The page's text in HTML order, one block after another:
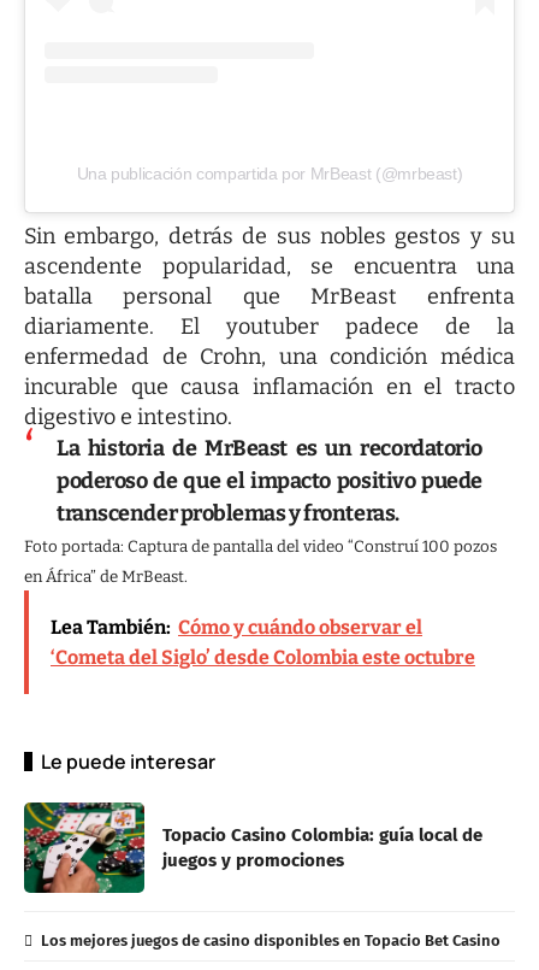
Una publicación compartida por MrBeast (@mrbeast)
Sin embargo, detrás de sus nobles gestos y su
ascendente popularidad, se encuentra una
batalla personal que MrBeast enfrenta
diariamente. El youtuber padece de la
enfermedad de Crohn, una condición médica
incurable que causa inflamación en el tracto
digestivo e intestino.
La historia de MrBeast es un recordatorio
poderoso de que el impacto positivo puede
transcender problemas y fronteras.
Foto portada: Captura de pantalla del video “Construí 100 pozos
en África” de MrBeast.
Lea También: Cómo y cuándo observar el
‘Cometa del Siglo’ desde Colombia este octubre
Le puede interesar
Topacio Casino Colombia: guía local de
juegos y promociones
Los mejores juegos de casino disponibles en Topacio Bet Casino